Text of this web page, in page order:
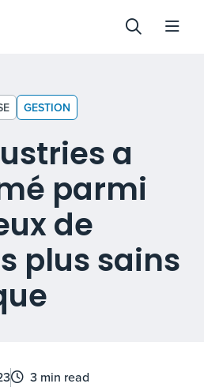
GESTION
a
parmi
de
plus sains
3 min read